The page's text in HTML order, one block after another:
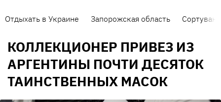
Отдыхать в Украине Запорожская область
КОЛЛЕКЦИОНЕР ПРИВЕЗ ИЗ
АРГЕНТИНЫ ПОЧТИ ДЕСЯТОК
ТАИНСТВЕННЫХ МАСОК